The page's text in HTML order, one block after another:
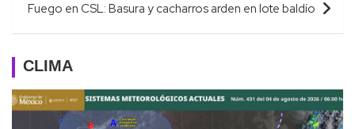
Fuego en CSL: Basura y cacharros arden en lote baldío
CLIMA